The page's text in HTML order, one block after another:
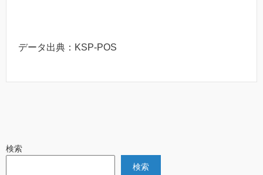
データ出典：KSP-POS
検索
検索